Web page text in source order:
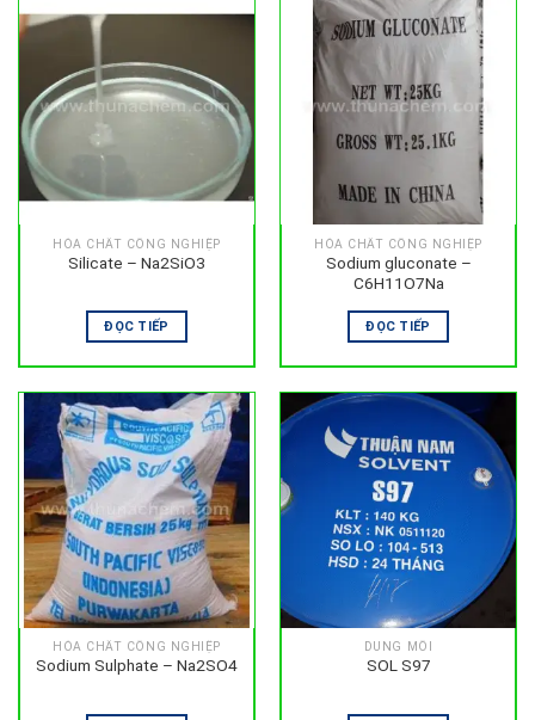
HÓA CHẤT CÔNG NGHIỆP
Silicate – Na2SiO3
ĐỌC TIẾP
HÓA CHẤT CÔNG NGHIỆP
Sodium gluconate –
C6H11O7Na
ĐỌC TIẾP
HÓA CHẤT CÔNG NGHIỆP
Sodium Sulphate – Na2SO4
DUNG MÔI
SOL S97